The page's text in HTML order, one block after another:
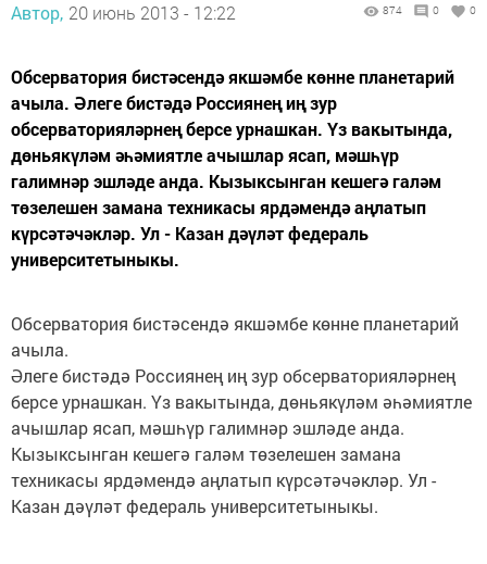
Автор, 20 июнь 2013 - 12:22 874 0 0
Обсерватория бистәсендә якшәмбе көнне планетарий
ачыла. Әлеге бистәдә Россиянең иң зур
обсерваторияләрнең берсе урнашкан. Үз вакытында,
дөньякүләм әһәмиятле ачышлар ясап, мәшһүр
галимнәр эшләде анда. Кызыксынган кешегә галәм
төзелешен замана техникасы ярдәмендә аңлатып
күрсәтәчәкләр. Ул - Казан дәүләт федераль
университетыныкы.
Обсерватория бистәсендә якшәмбе көнне планетарий
ачыла.
Әлеге бистәдә Россиянең иң зур обсерваторияләрнең
берсе урнашкан. Үз вакытында, дөньякүләм әһәмиятле
ачышлар ясап, мәшһүр галимнәр эшләде анда.
Кызыксынган кешегә галәм төзелешен замана
техникасы ярдәмендә аңлатып күрсәтәчәкләр. Ул -
Казан дәүләт федераль университетыныкы.